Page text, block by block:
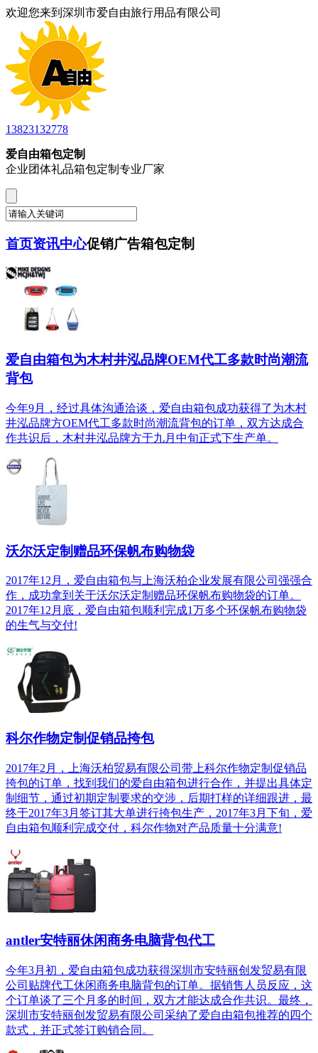
欢迎您来到深圳市爱自由旅行用品有限公司
13823132778
爱自由箱包定制
企业团体礼品箱包定制专业厂家
首页资讯中心促销广告箱包定制
爱自由箱包为木村井泓品牌OEM代工多款时尚潮流
背包
今年9月，经过具体沟通洽谈，爱自由箱包成功获得了为木村
井泓品牌方OEM代工多款时尚潮流背包的订单，双方达成合
作共识后，木村井泓品牌方于九月中旬正式下生产单。
沃尔沃定制赠品环保帆布购物袋
2017年12月，爱自由箱包与上海沃柏企业发展有限公司强强合
作，成功拿到关于沃尔沃定制赠品环保帆布购物袋的订单。
2017年12月底，爱自由箱包顺利完成1万多个环保帆布购物袋
的生气与交付!
科尔作物定制促销品挎包
2017年2月，上海沃柏贸易有限公司带上科尔作物定制促销品
挎包的订单，找到我们的爱自由箱包进行合作，并提出具体定
制细节，通过初期定制要求的交涉，后期打样的详细跟进，最
终于2017年3月签订其大单进行挎包生产，2017年3月下旬，爱
自由箱包顺利完成交付，科尔作物对产品质量十分满意!
antler安特丽休闲商务电脑背包代工
今年3月初，爱自由箱包成功获得深圳市安特丽创发贸易有限
公司贴牌代工休闲商务电脑背包的订单。据销售人员反应，这
个订单谈了三个月多的时间，双方才能达成合作共识。最终，
深圳市安特丽创发贸易有限公司采纳了爱自由箱包推荐的四个
款式，并正式签订购销合同。